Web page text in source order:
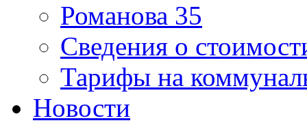
Романова 35
Сведения о
Тарифы на
Новости